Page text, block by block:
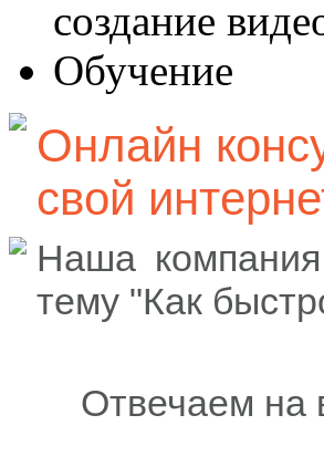
создание
Обучение
Онлайн
свой
Наша компания
тему "Как
Отвечаем на